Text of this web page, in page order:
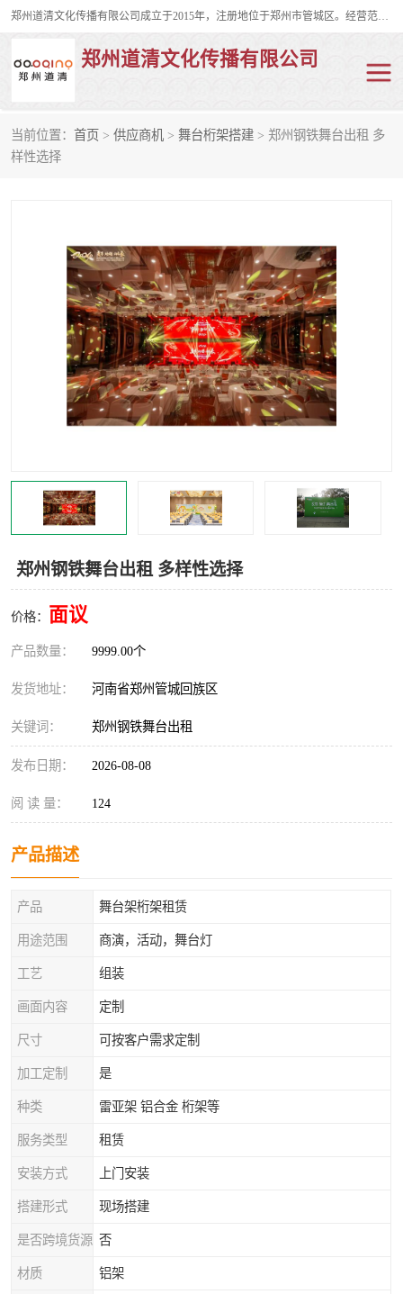
郑州道清文化传播有限公司成立于2015年，注册地位于郑州市管城区。经营范围包括会议及展览服务、庆典礼仪策划、企业形象策划、企业管理咨询、计算机图文设计、制作等。主要产品服务有：舞台桁架搭建，背景板搭建，灯光音响，雷亚舞台搭建、龙门架搭建、会议桌椅租赁、灯光音响租赁、空飘出租、气柱拱门租赁、喷绘写真制作、kt板制作。
郑州道清文化传播有限公司
当前位置： 首页 > 供应商机 > 舞台桁架搭建 > 郑州钢铁舞台出租 多
样性选择
郑州钢铁舞台出租 多样性选择
价格： 面议
产品数量： 9999.00个
发货地址： 河南省郑州管城回族区
关键词： 郑州钢铁舞台出租
发布日期： 2026-08-08
阅 读 量： 124
产品描述
产品 舞台架桁架租赁
用途范围 商演，活动，舞台灯
工艺 组装
画面内容 定制
尺寸 可按客户需求定制
加工定制 是
种类 雷亚架 铝合金 桁架等
服务类型 租赁
安装方式 上门安装
搭建形式 现场搭建
是否跨境货源 否
材质 铝架
舞台桁架搭建
活动策划 truss架出租
kt板制作 场地布置
背景板搭建 雷亚舞台搭建
龙门架搭建 会议桌椅租赁
灯光音响租赁 空飘出租